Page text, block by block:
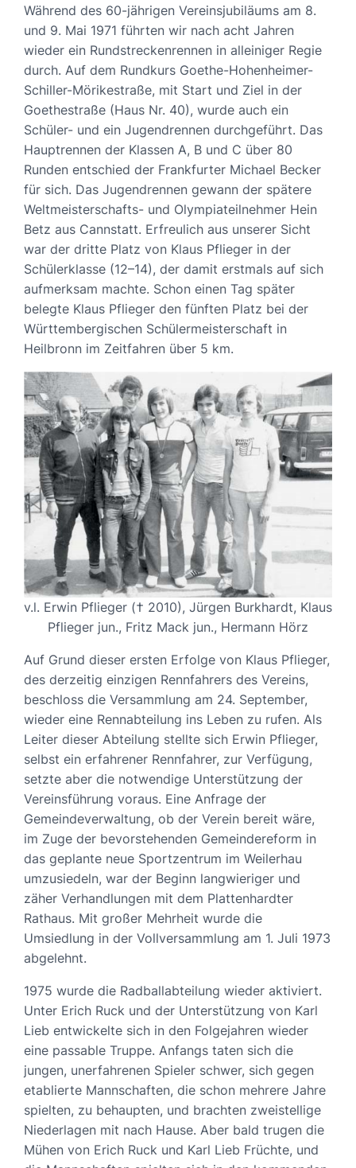
Während des 60-jährigen Vereinsjubiläums am 8.
und 9. Mai 1971 führten wir nach acht Jahren
wieder ein Rundstreckenrennen in alleiniger Regie
durch. Auf dem Rundkurs Goethe-Hohenheimer-
Schiller-Mörikestraße, mit Start und Ziel in der
Goethestraße (Haus Nr. 40), wurde auch ein
Schüler- und ein Jugendrennen durchgeführt. Das
Hauptrennen der Klassen A, B und C über 80
Runden entschied der Frankfurter Michael Becker
für sich. Das Jugendrennen gewann der spätere
Weltmeisterschafts- und Olympiateilnehmer Hein
Betz aus Cannstatt. Erfreulich aus unserer Sicht
war der dritte Platz von Klaus Pflieger in der
Schülerklasse (12–14), der damit erstmals auf sich
aufmerksam machte. Schon einen Tag später
belegte Klaus Pflieger den fünften Platz bei der
Württembergischen Schülermeisterschaft in
Heilbronn im Zeitfahren über 5 km.
v.l. Erwin Pflieger († 2010), Jürgen Burkhardt, Klaus
Pflieger jun., Fritz Mack jun., Hermann Hörz
Auf Grund dieser ersten Erfolge von Klaus Pflieger,
des derzeitig einzigen Rennfahrers des Vereins,
beschloss die Versammlung am 24. September,
wieder eine Rennabteilung ins Leben zu rufen. Als
Leiter dieser Abteilung stellte sich Erwin Pflieger,
selbst ein erfahrener Rennfahrer, zur Verfügung,
setzte aber die notwendige Unterstützung der
Vereinsführung voraus. Eine Anfrage der
Gemeindeverwaltung, ob der Verein bereit wäre,
im Zuge der bevorstehenden Gemeindereform in
das geplante neue Sportzentrum im Weilerhau
umzusiedeln, war der Beginn langwieriger und
zäher Verhandlungen mit dem Plattenhardter
Rathaus. Mit großer Mehrheit wurde die
Umsiedlung in der Vollversammlung am 1. Juli 1973
abgelehnt.
1975 wurde die Radballabteilung wieder aktiviert.
Unter Erich Ruck und der Unterstützung von Karl
Lieb entwickelte sich in den Folgejahren wieder
eine passable Truppe. Anfangs taten sich die
jungen, unerfahrenen Spieler schwer, sich gegen
etablierte Mannschaften, die schon mehrere Jahre
spielten, zu behaupten, und brachten zweistellige
Niederlagen mit nach Hause. Aber bald trugen die
Mühen von Erich Ruck und Karl Lieb Früchte, und